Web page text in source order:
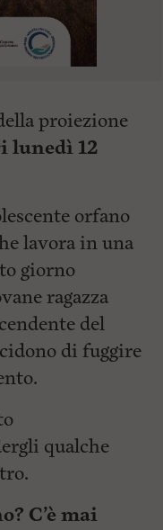
proiezione
lunedì 12
orfano
lavora in una
giorno
ragazza
del
di fuggire
qualche
C’è mai